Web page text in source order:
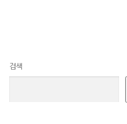
검색